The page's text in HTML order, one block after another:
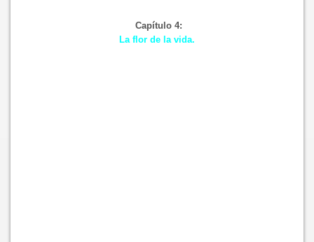
Capítulo 4:
La flor de la vida.